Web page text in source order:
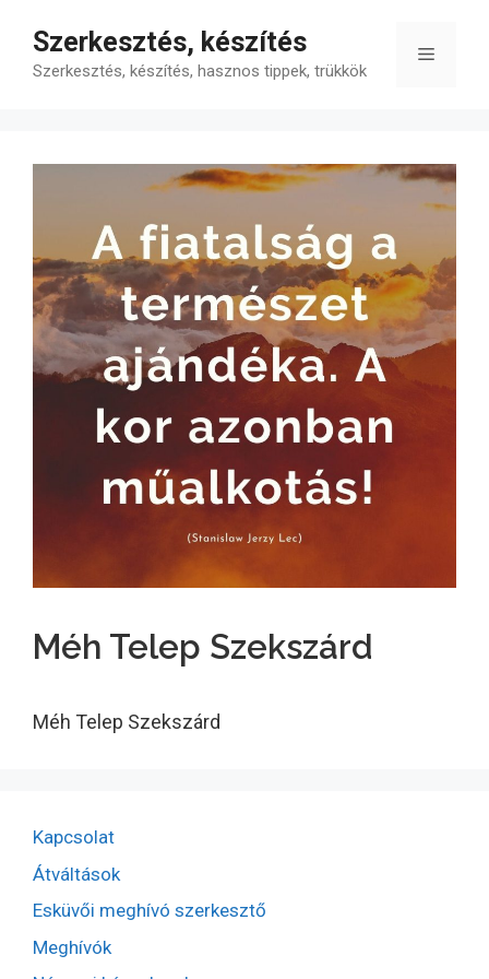
tartalomba
Szerkesztés, készítés
Szerkesztés, készítés, hasznos tippek, trükkök
Menü
Méh Telep Szekszárd
Méh Telep Szekszárd
Kapcsolat
Átváltások
Esküvői meghívó szerkesztő
Meghívók